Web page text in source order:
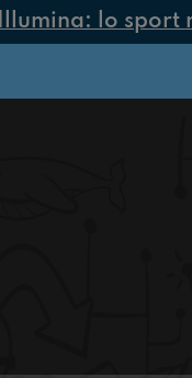
lo sport